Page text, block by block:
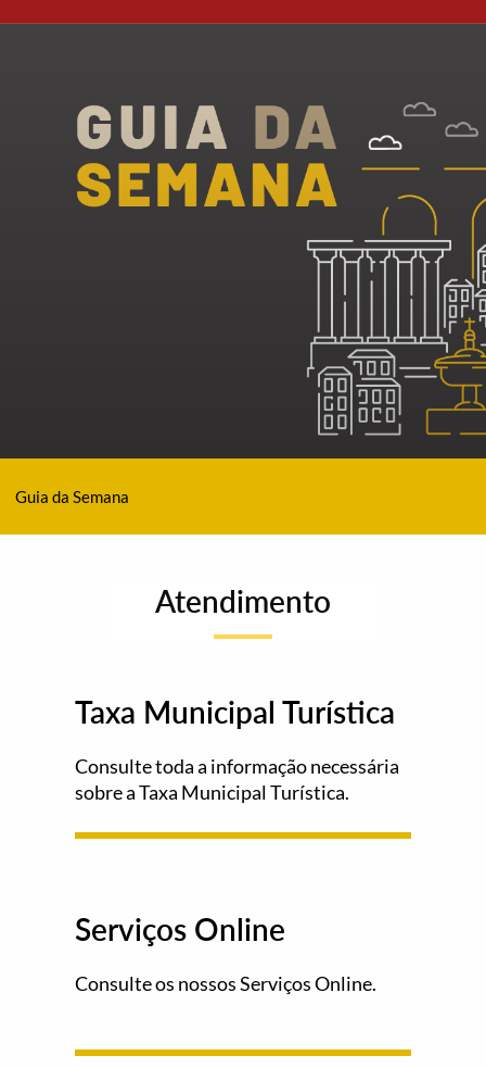
Guia da Semana
Atendimento
Taxa Municipal Turística
Consulte toda a informação necessária
sobre a Taxa Municipal Turística.
Serviços Online
Consulte os nossos Serviços Online.